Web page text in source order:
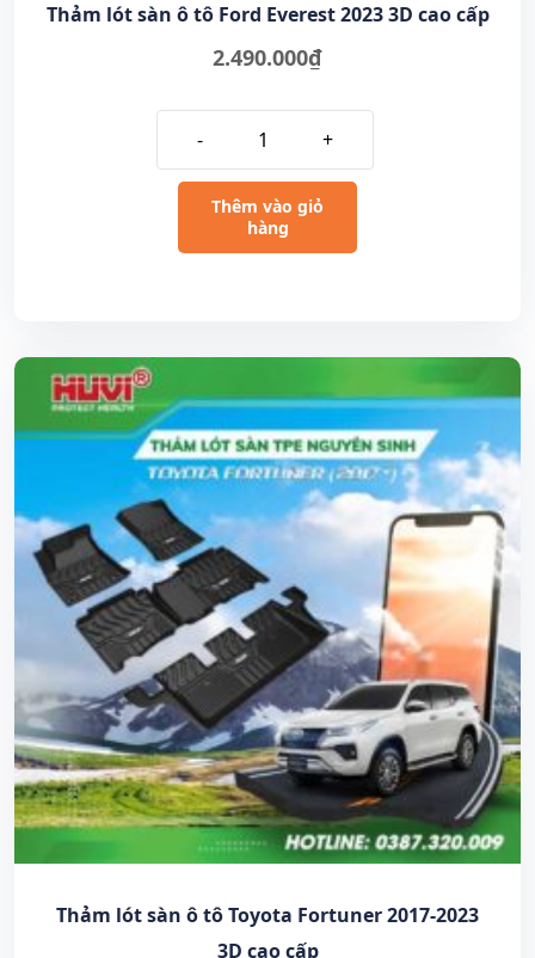
Thảm lót sàn ô tô Ford Everest 2023 3D cao cấp
2.490.000₫
- +
Thêm vào giỏ
hàng
Thảm lót sàn ô tô Toyota Fortuner 2017-2023
3D cao cấp